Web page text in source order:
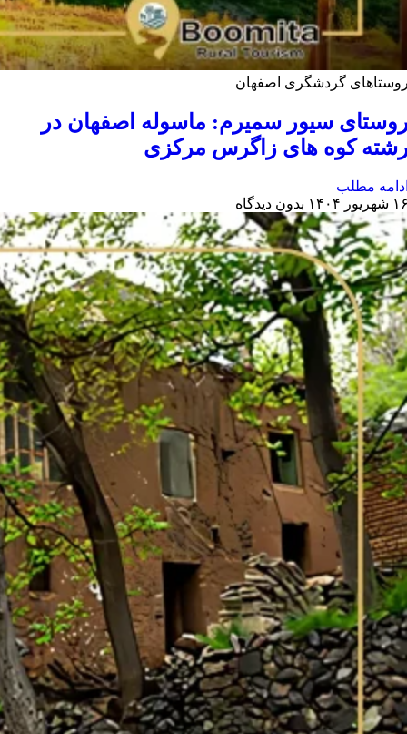
گردشگری اصفهان
سیور سمیرم: ماسوله اصفهان در
کوه های زاگرس مرکزی
مطلب
۱۴۰۴
بدون دیدگاه